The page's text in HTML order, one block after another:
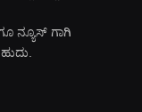
ನ್ಯೂಸ್ ಗಾಗಿ